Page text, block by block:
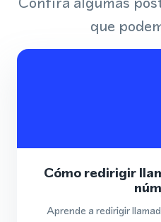
que
Cómo redirigir
Aprende a redirigir